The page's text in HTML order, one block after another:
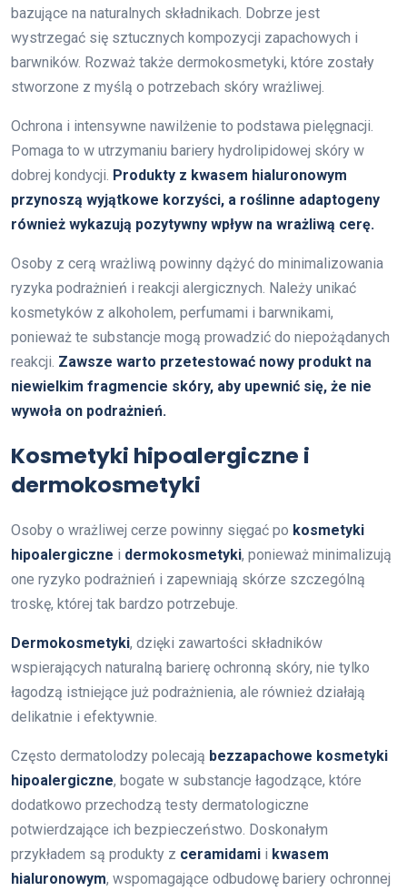
bazujące na naturalnych składnikach. Dobrze jest
wystrzegać się sztucznych kompozycji zapachowych i
barwników. Rozważ także dermokosmetyki, które zostały
stworzone z myślą o potrzebach skóry wrażliwej.
Ochrona i intensywne nawilżenie to podstawa pielęgnacji.
Pomaga to w utrzymaniu bariery hydrolipidowej skóry w
dobrej kondycji. Produkty z kwasem hialuronowym
przynoszą wyjątkowe korzyści, a roślinne adaptogeny
również wykazują pozytywny wpływ na wrażliwą cerę.
Osoby z cerą wrażliwą powinny dążyć do minimalizowania
ryzyka podrażnień i reakcji alergicznych. Należy unikać
kosmetyków z alkoholem, perfumami i barwnikami,
ponieważ te substancje mogą prowadzić do niepożądanych
reakcji. Zawsze warto przetestować nowy produkt na
niewielkim fragmencie skóry, aby upewnić się, że nie
wywoła on podrażnień.
Kosmetyki hipoalergiczne i
dermokosmetyki
Osoby o wrażliwej cerze powinny sięgać po kosmetyki
hipoalergiczne i dermokosmetyki, ponieważ minimalizują
one ryzyko podrażnień i zapewniają skórze szczególną
troskę, której tak bardzo potrzebuje.
Dermokosmetyki, dzięki zawartości składników
wspierających naturalną barierę ochronną skóry, nie tylko
łagodzą istniejące już podrażnienia, ale również działają
delikatnie i efektywnie.
Często dermatolodzy polecają bezzapachowe kosmetyki
hipoalergiczne, bogate w substancje łagodzące, które
dodatkowo przechodzą testy dermatologiczne
potwierdzające ich bezpieczeństwo. Doskonałym
przykładem są produkty z ceramidami i kwasem
hialuronowym, wspomagające odbudowę bariery ochronnej